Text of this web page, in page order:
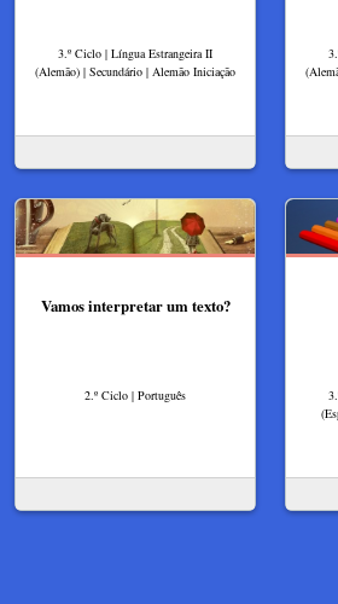
3.º Ciclo | Língua Estrangeira II
(Alemão) | Secundário | Alemão Iniciação
Vamos interpretar um texto?
2.º Ciclo | Português